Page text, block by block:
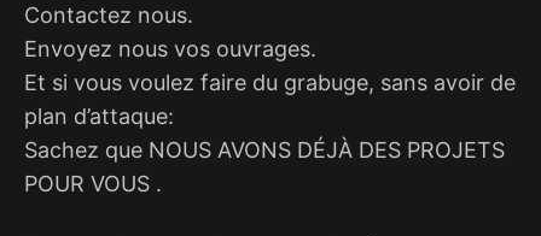
Contactez nous.
Envoyez nous vos ouvrages.
Et si vous voulez faire du grabuge, sans avoir de
plan d’attaque:
Sachez que NOUS AVONS DÉJÀ DES PROJETS
POUR VOUS .